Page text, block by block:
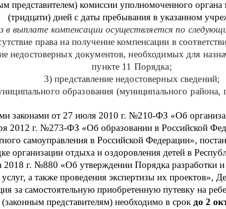
представителем) комиссии уполномоченного
(тридцати) дней с даты пребывания в указанном
в выплате компенсации осуществляется по
права на получение компенсации в
недостоверных документов, необходимых для
пункте 11 Порядка;
3) представление недостоверных сведений;
образования (муниципального района,
законами от 27 июля 2010 г. №210-ФЗ «Об
2012 г. №273-ФЗ «Об образовании в Российской
самоуправления в Российской Федерации»,
организации отдыха и оздоровления детей в
г. №880 «Об утверждении Порядка разработки и
а также проведения экспертизы их проектов»,
за самостоятельную приобретенную путевку на
представителям) необходимо в срок до 2